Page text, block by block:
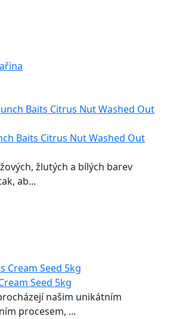
Baits Citrus Nut Washed Out
žlutých a bílých barev
ab...
Seed 5kg
našim unikátním
procesem, ...